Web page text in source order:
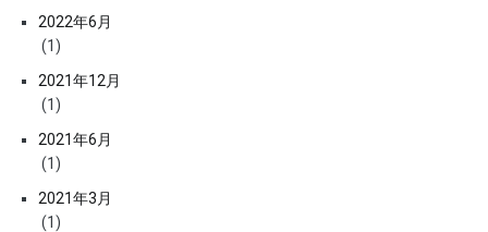
2022年6月
(1)
2021年12月
(1)
2021年6月
(1)
2021年3月
(1)